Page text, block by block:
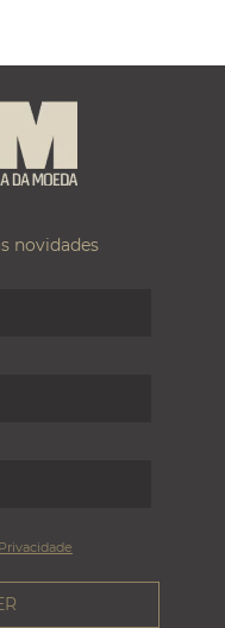
novidades